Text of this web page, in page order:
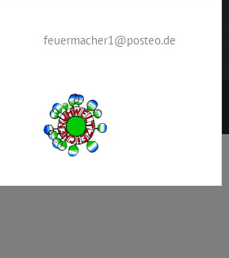
feuermacher1@posteo.de